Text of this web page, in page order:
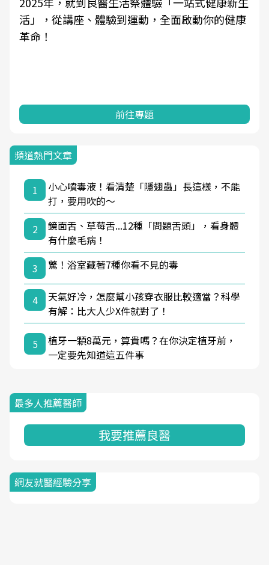
活」，從講座、體驗到運動，全面啟動你的健康
革命！
前往專題
頻道熱門文章
1
小心噴毒液！看清楚「隱翅蟲」長這樣，不能
打，要用吹的～
2
鏡面舌、草莓舌...12種「問題舌頭」，看身體
有什麼毛病！
3
驚！浴室藏著7種你看不見的毒
4
天氣好冷，怎麼幫小孩穿衣服比較適當？科學
有解：比大人少X件就對了！
5
植牙一顆8萬元，算貴嗎？在你決定植牙前，
一定要先知道這五件事
最多人推薦醫師
我要推薦良醫
網友就醫經驗分享